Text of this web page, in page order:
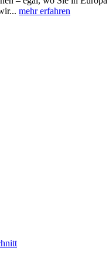
mehr erfahren